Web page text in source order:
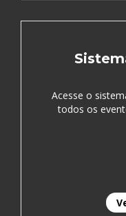
Acesse o
todos os